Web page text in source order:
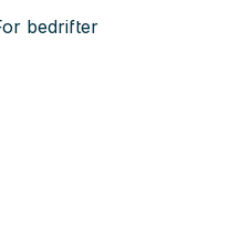
bedrifter